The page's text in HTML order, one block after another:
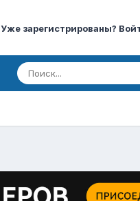
Уже зарегистрированы?